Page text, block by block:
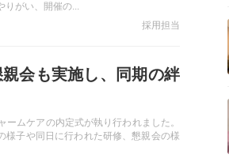
りがい、開催の...
採用担当
親会も実施し、同期の絆
ムケアの内定式が執り行われました。
様子や同日に行われた研修、懇親会の様
記事を読む